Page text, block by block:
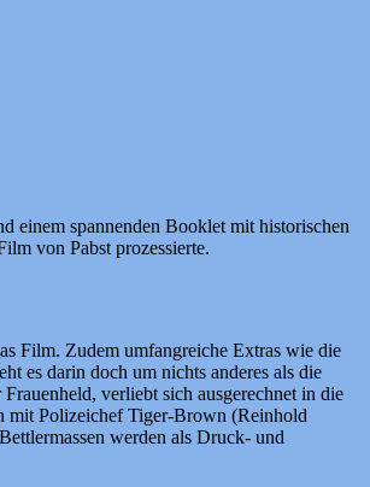
einem spannenden Booklet mit historischen
von Pabst prozessierte.
Film. Zudem umfangreiche Extras wie die
es darin doch um nichts anderes als die
verliebt sich ausgerechnet in die
mit Polizeichef Tiger-Brown (Reinhold
werden als Druck- und